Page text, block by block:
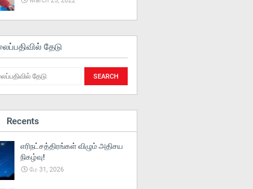
தேடு
Recents
எரிநட்சத்திரங்கள் விழும் அதிசய
நிகழ்வு!
மே 31, 2026